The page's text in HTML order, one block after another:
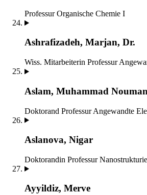
Professur Organische Chemie I
Ashrafizadeh, Marjan, Dr.
Wiss. Mitarbeiterin Professur
Aslam, Muhammad Nouman
Doktorand Professur Angewandte
Aslanova, Nigar
Doktorandin Professur
Ayyildiz, Merve